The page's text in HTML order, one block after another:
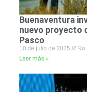
Buenaventura
nuevo proyecto
Pasco
10 de julio de 2025
No
Leer más »